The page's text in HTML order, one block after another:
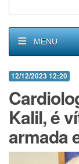
MENU
12/12/2023 12:20
Kalil, é
armada